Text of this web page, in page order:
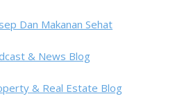
Dan Makanan Sehat
& News Blog
& Real Estate Blog